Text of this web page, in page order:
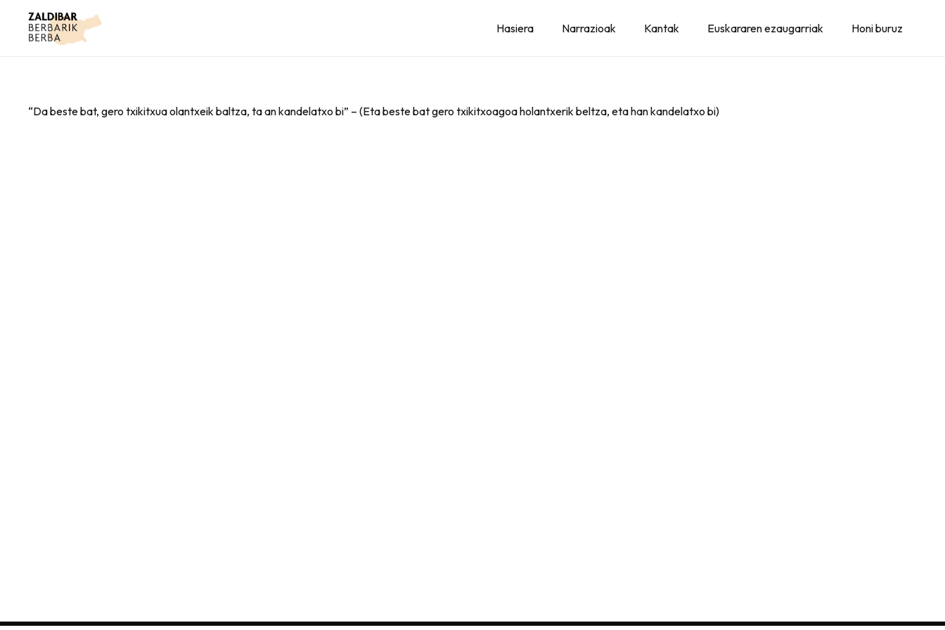
Hasiera Narrazioak Kantak Euskararen ezaugarriak Honi buruz
“Da beste bat, gero txikitxua olantxeik baltza, ta an kandelatxo bi” – (Eta beste bat gero txikitxoagoa holantxerik beltza, eta han kandelatxo bi)